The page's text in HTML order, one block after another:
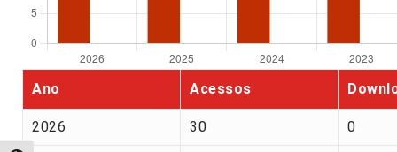
Ano Acessos
2026 30 0